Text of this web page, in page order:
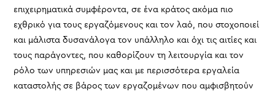
επιχειρηματικά συμφέροντα, σε ένα κράτος ακόμα πιο
εχθρικό για τους εργαζόμενους και τον λαό, που στοχοποιεί
και μάλιστα δυσανάλογα τον υπάλληλο και όχι τις αιτίες και
τους παράγοντες, που καθορίζουν τη λειτουργία και τον
ρόλο των υπηρεσιών μας και με περισσότερα εργαλεία
καταστολής σε βάρος των εργαζομένων που αμφισβητούν